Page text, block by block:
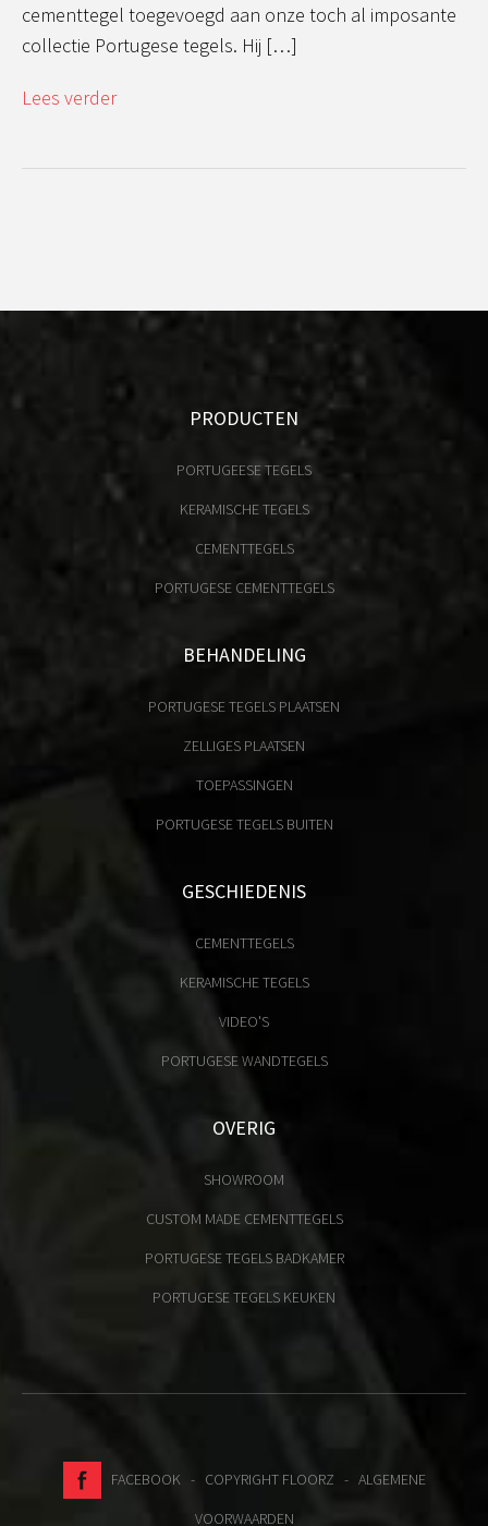
cementtegel toegevoegd aan onze toch al imposante
collectie Portugese tegels. Hij […]
Lees verder
PRODUCTEN
PORTUGEESE TEGELS
KERAMISCHE TEGELS
CEMENTTEGELS
PORTUGESE CEMENTTEGELS
BEHANDELING
PORTUGESE TEGELS PLAATSEN
ZELLIGES PLAATSEN
TOEPASSINGEN
PORTUGESE TEGELS BUITEN
GESCHIEDENIS
CEMENTTEGELS
KERAMISCHE TEGELS
VIDEO'S
PORTUGESE WANDTEGELS
OVERIG
SHOWROOM
CUSTOM MADE CEMENTTEGELS
PORTUGESE TEGELS BADKAMER
PORTUGESE TEGELS KEUKEN
FACEBOOK - COPYRIGHT FLOORZ - ALGEMENE
VOORWAARDEN